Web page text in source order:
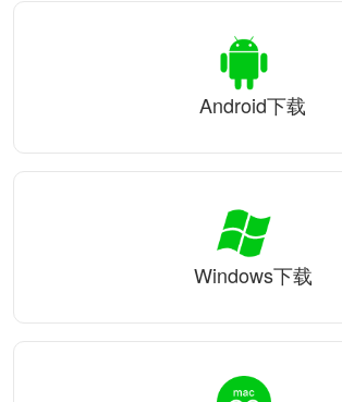
Android下载
Windows下载